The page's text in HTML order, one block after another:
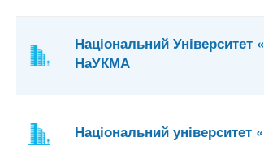
Національний
НаУКМА
Національний університет